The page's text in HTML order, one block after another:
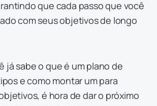
que cada passo que você
com seus objetivos de longo
já sabe o que é um plano de
e como montar um para
é hora de dar o próximo